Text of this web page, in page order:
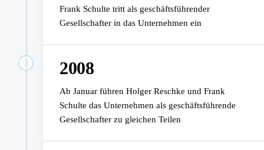
Frank Schulte tritt als geschäftsführender
Gesellschafter in das Unternehmen ein
2008
Ab Januar führen Holger Reschke und Frank
Schulte das Unternehmen als geschäftsführende
Gesellschafter zu gleichen Teilen